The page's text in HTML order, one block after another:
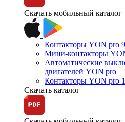
Скачать мобильный каталог
Контакторы YON pro
Мини-контакторы
Автоматические
двигателей YON pro
Контакторы YON pro
Скачать каталог